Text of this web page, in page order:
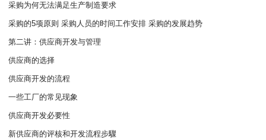
采购为何无法满足生产制造要求
采购的5项原则 采购人员的时间工作安排 采购的发展趋势
第二讲：供应商开发与管理
供应商的选择
供应商开发的流程
一些工厂的常见现象
供应商开发必要性
新供应商的评核和开发流程步驟